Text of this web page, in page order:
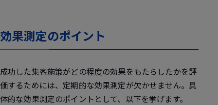
効果測定のポイント
成功した集客施策がどの程度の効果をもたらしたかを評
価するためには、定期的な効果測定が欠かせません。具
体的な効果測定のポイントとして、以下を挙げます。